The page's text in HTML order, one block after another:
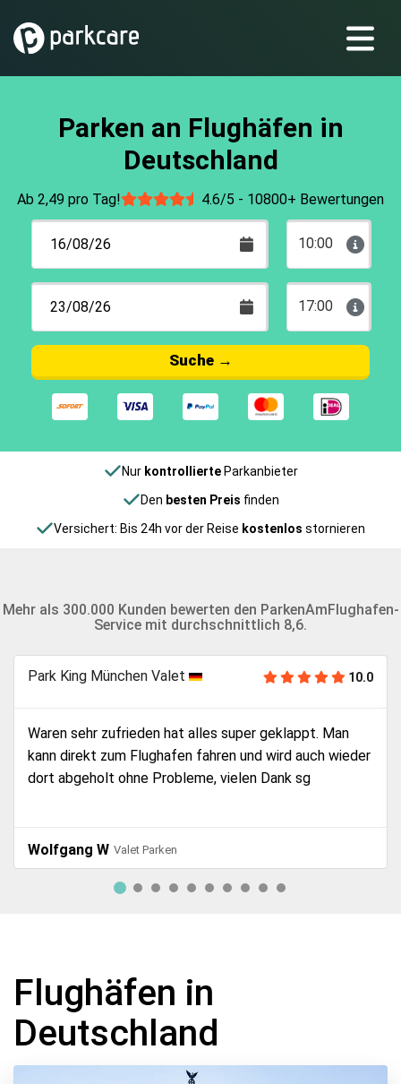
Parken an Flughäfen in
Deutschland
Ab 2,49 pro Tag! 4.6/5 - 10800+ Bewertungen
10:00
17:00
Suche→
Nur kontrollierteParkanbieter
Den besten Preis finden
Versichert: Bis 24h vor der Reise kostenlos stornieren
Mehr als 300.000 Kunden bewerten den ParkenAmFlughafen-
Service mit durchschnittlich 8,6.
Park King München Valet 10.0
Hat alles zu unserer Zufriedenheit funktioniert, würden
wir auf jeden Fall weiterempfehlen.
Karin E Valet Parken
Flughäfen in
Deutschland